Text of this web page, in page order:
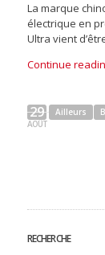
La marque
électrique en
Ultra vient
Continue
29
AOÛT
Ailleurs
RECHERCHE